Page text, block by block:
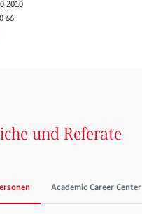
2010
66
und Referate
Academic Career Center